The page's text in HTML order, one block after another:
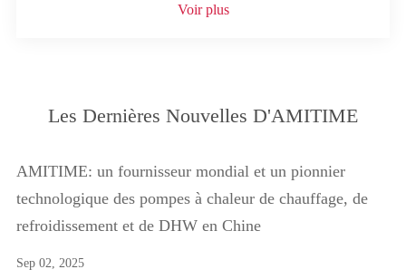
Voir plus
Les Dernières Nouvelles D'AMITIME
AMITIME: un fournisseur mondial et un pionnier
technologique des pompes à chaleur de chauffage, de
refroidissement et de DHW en Chine
Sep 02, 2025